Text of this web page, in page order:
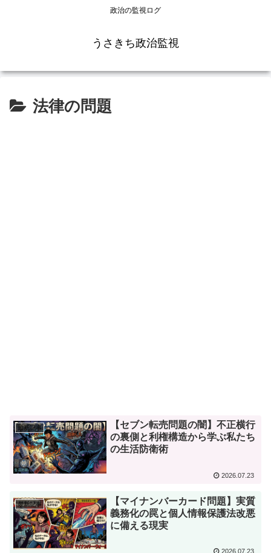
政治の監視ログ
うさきち政治監視
法律の問題
最新記事
【セブン転売問題の闇】不正横行
の裏側と利権構造から学ぶ私たち
の生活防衛術
2026.07.23
最新記事
【マイナンバーカード問題】実質
義務化の罠と個人情報保護法改悪
に備える現実
2026.07.23